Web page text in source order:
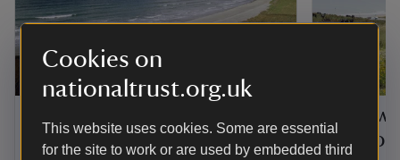
Cookies on
nationaltrust.org.uk
This website uses cookies. Some are essential
for the site to work or are used by embedded third
Darn gwyllt o arfordir lle mae diwydiant
Gupton